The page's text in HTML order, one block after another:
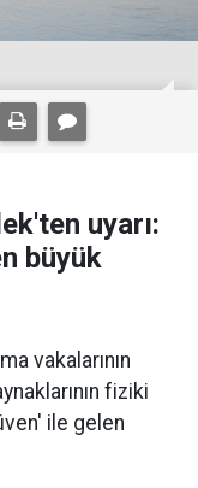
uyarı:
büyük
vakalarının
fiziki
ile gelen